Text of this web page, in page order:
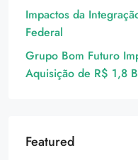
Impactos da
Federal
Grupo Bom Futuro
Aquisição de R$ 1,8
Featured